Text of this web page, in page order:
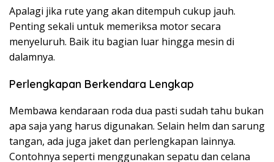
Apalagi jika rute yang akan ditempuh cukup jauh.
Penting sekali untuk memeriksa motor secara
menyeluruh. Baik itu bagian luar hingga mesin di
dalamnya.
Perlengkapan Berkendara Lengkap
Membawa kendaraan roda dua pasti sudah tahu bukan
apa saja yang harus digunakan. Selain helm dan sarung
tangan, ada juga jaket dan perlengkapan lainnya.
Contohnya seperti menggunakan sepatu dan celana